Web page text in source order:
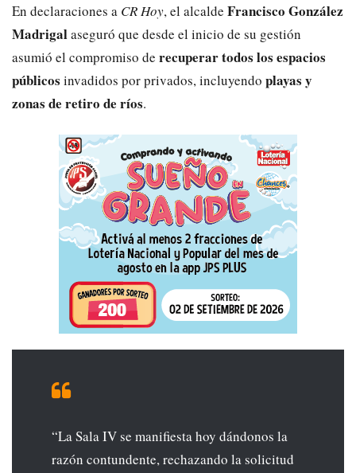
En declaraciones a CR Hoy, el alcalde Francisco González
Madrigalaseguró que desde el inicio de su gestión
asumió el compromiso de recuperar todos los espacios
públicos invadidos por privados, incluyendo playas y
zonas de retiro de ríos.
“La Sala IV se manifiesta hoy dándonos la
razón contundente, rechazando la solicitud